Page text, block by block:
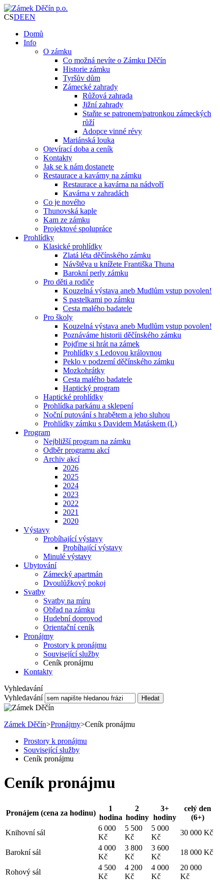
CSDEEN
Domů
Info
O zámku
Co možná nevíte o Zámku Děčín
Historie zámku
Tyršův dům
Zámecké zahrady
Růžová zahrada
Jižní zahrady
Staňte se patronem/patronkou zámeckých
růží
Adopce vinné révy
Mariánská louka
Otevírací doba a ceník
Kontakty
Jak se k nám dostanete
Restaurace a kavárny na zámku
Restaurace a kavárna na nádvoří
Kavárna v zahradách
Co je nového
Thunovská kaple
Kam ze zámku
Projektové spolupráce
Prohlídky
Klasické prohlídky
Zlatá léta děčínského zámku
Návštěva u knížete Františka Thuna
Barokní perly zámku
Pro děti a rodiče
Kouzelná výstava aneb Mudlům vstup povolen!
S pastelkami po zámku
Cesta malého badatele
Pro školy
Kouzelná výstava aneb Mudlům vstup povolen!
Poznáváme historii děčínského zámku
Pojďme si hrát na zámek
Prohlídky s Ledovou královnou
Peklo v podzemí děčínského zámku
Mozkohrátky
Cesta malého badatele
Haptický program
Haptické prohlídky
Prohlídka parkánu a sklepení
Noční putování s hrabětem a jeho sluhou
Prohlídky zámku s Davidem Matáskem (I.)
Program
Nejbližší program na zámku
Odběr programu akcí
Archiv akcí
2026
2025
2024
2023
2022
2021
2020
Výstavy
Probíhající výstavy
Probíhající výstavy
Minulé výstavy
Ubytování
Zámecký apartmán
Dvoulůžkový pokoj
Svatby
Svatby na míru
Obřad na zámku
Hudební doprovod
Orientační ceník
Pronájmy
Prostory k pronájmu
Související služby
Ceník pronájmu
Kontakty
Vyhledavání
Vyhledavání
Hledat
Zámek Děčín>Pronájmy>Ceník pronájmu
Prostory k pronájmu
Související služby
Ceník pronájmu
Ceník pronájmu
Pronájem (cena za hodinu)
1
hodina
2
hodiny
3+
hodiny
celý den
(6+)
Knihovní sál
6 000
Kč
5 500
Kč
5 000
Kč
30 000 Kč
Barokní sál
4 000
Kč
3 800
Kč
3 600
Kč
18 000 Kč
Rohový sál
4 500
Kč
4 200
Kč
4 000
Kč
20 000
Kč